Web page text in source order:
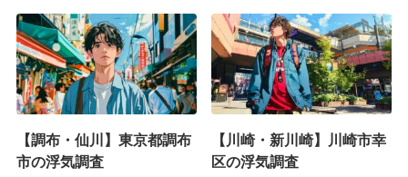
【調布・仙川】東京都調布
市の浮気調査
【川崎・新川崎】川崎市幸
区の浮気調査